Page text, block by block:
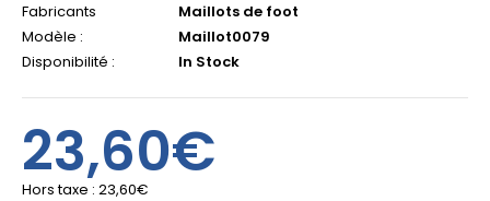
Fabricants
Maillots de foot
Modèle :
Maillot0079
Disponibilité :
In Stock
23,60€
Hors taxe : 23,60€